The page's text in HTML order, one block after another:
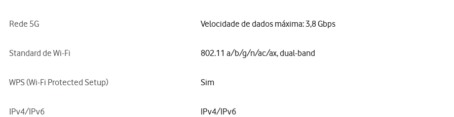
Rede 5G Velocidade de dados máxima: 3,8 Gbps
Standard de Wi-Fi 802.11 a/b/g/n/ac/ax, dual-band
WPS (Wi-Fi Protected Setup) Sim
IPv4/IPv6 IPv4/IPv6